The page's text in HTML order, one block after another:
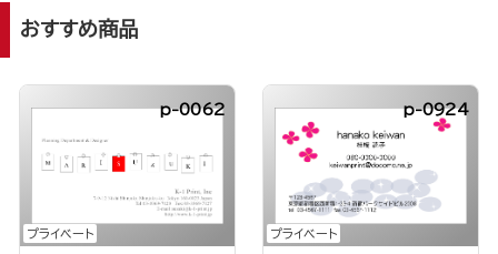
おすすめ商品
プライベート
p-0062
プライベート
p-0924